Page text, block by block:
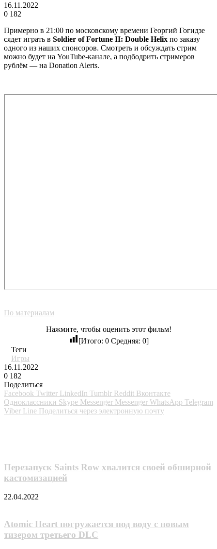
16.11.2022
0 182
Примерно в 21:00 по московскому времени Георгий Гогидзе
сядет играть в Soldier of Fortune II: Double Helix по заказу
одного из наших спонсоров. Смотреть и обсуждать стрим
можно будет на YouTube-канале, а подбодрить стримеров
рублём — на Donation Alerts.
По материалам
Нажмите, чтобы оценить этот фильм!
[Итого: 0Средняя: 0]
Теги
Игры
16.11.2022
0 182
Поделиться
Facebook Twitter LinkedIn Tumblr Reddit Вконтакте
Одноклассники Skype Messenger Messenger WhatsApp Telegram
Viber Line Поделиться через электронную почту
Перезапуск Saints Row хвалится своей обширной
кастомизацией
22.04.2022
Atomic Heart погружается под воду с новым
тизером третьего DLC